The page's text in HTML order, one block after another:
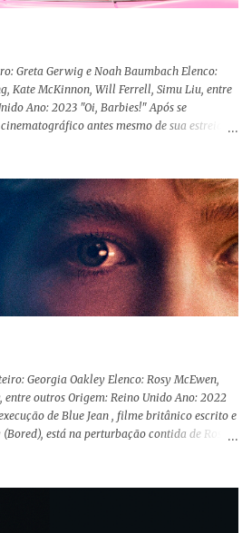
Greta Gerwig e Noah Baumbach Elenco:
Kate McKinnon, Will Ferrell, Simu Liu, entre
Ano: 2023 "Oi, Barbies!" Após se
antes mesmo de sua estreia,
o longa, dirigido por Greta Gerwig (
tudo e entregou mais ainda, se provando o
de criatividade, humor e sem medo de não se
temas complexos com críticas potentes. Já
feminista, Gerwig traz uma reflexão de
mundo moderno, desenvolvendo a
ou negativo, da boneca na vida das
de nostalgia multigeracional. Na
Georgia Oakley Elenco: Rosy McEwen,
outros Origem: Reino Unido Ano: 2022
de Blue Jean , filme britânico escrito e
está na perturbação contida de Rosy
numa frágil neutralidade entre seu
noites bebendo e jogando sinuca com seu
amante. É imperativo para ela que ambos